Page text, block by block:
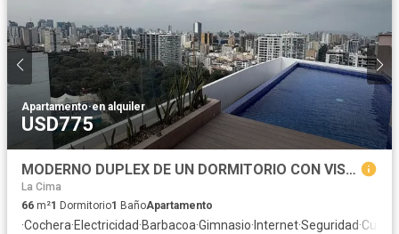
Apartamento·en alquiler
USD775
MODERNO DUPLEX DE UN DORMITORIO CON VISTA A PARQUE EN ALQUILER
La Cima
66 m²1 Dormitorio1 BañoApartamento
·Cochera·Electricidad·Barbacoa·Gimnasio· Internet·Seguridad·